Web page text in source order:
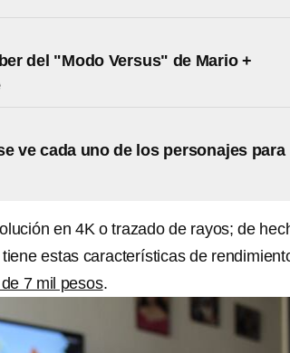
del "Modo Versus" de Mario +
ve cada uno de los personajes para
en 4K o trazado de rayos; de
estas características de
7 mil pesos.